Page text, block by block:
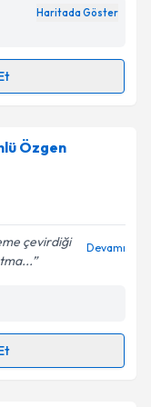
takvimi talebi
almanız için bir
belirtilen
Özgen
çevirdiği